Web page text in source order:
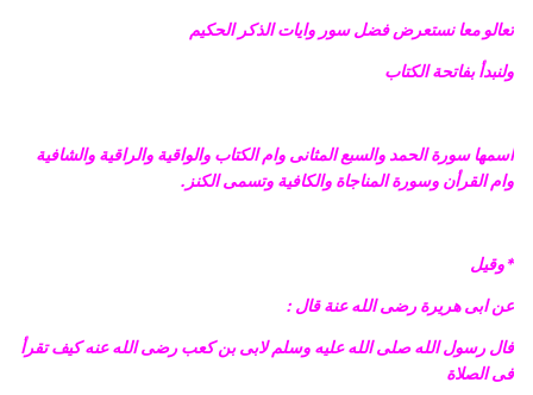
تعالو معا نستعرض فضل سور وايات الذكر الحكيم
ولنبدأ بفاتحة الكتاب
اسمها سورة الحمد والسبع المثانى وام الكتاب والواقية والراقية والشافية
وام القرأن وسورة المناجاة والكافية وتسمى الكنز.
*وقيل
عن ابى هريرة رضى الله عنة قال :
فال رسول الله صلى الله عليه وسلم لابى بن كعب رضى الله عنه كيف تقرأ
فى الصلاة